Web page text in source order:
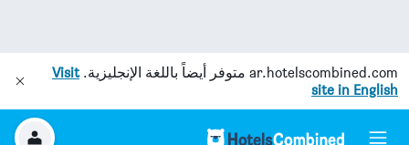
ar.hotelscombined.com متوفر أيضاً باللغة الإنجليزية.Visit
site in English